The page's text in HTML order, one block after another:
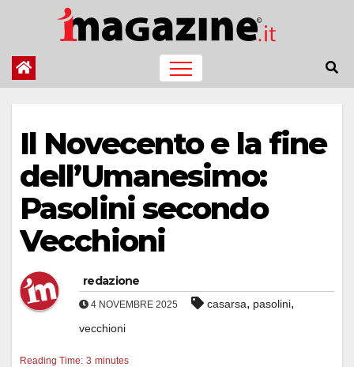
contenuto
Il Novecento e la fine
dell’Umanesimo:
Pasolini secondo
Vecchioni
redazione
4 NOVEMBRE 2025 casarsa, pasolini,
vecchioni
Reading Time: 3 minutes